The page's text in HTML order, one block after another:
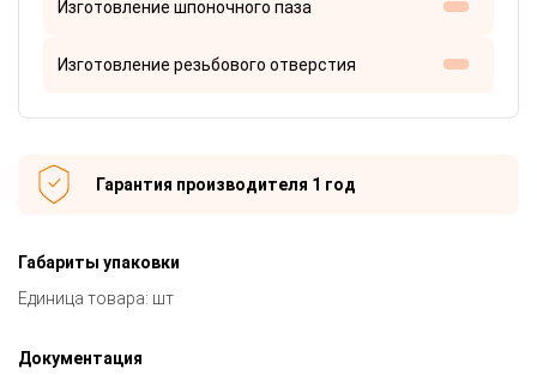
Изготовление шпоночного паза
Изготовление резьбового отверстия
Гарантия производителя 1 год
Габариты упаковки
Единица товара: шт
Документация